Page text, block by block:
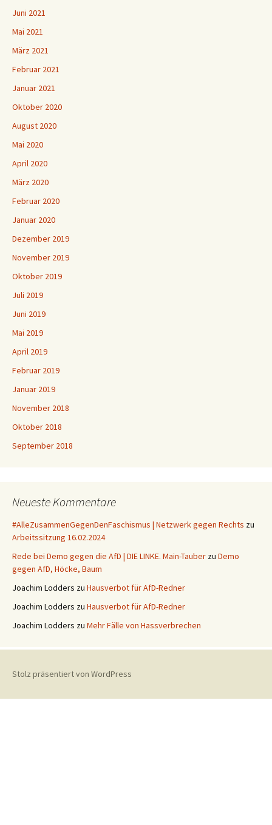
Juni 2021
Mai 2021
März 2021
Februar 2021
Januar 2021
Oktober 2020
August 2020
Mai 2020
April 2020
März 2020
Februar 2020
Januar 2020
Dezember 2019
November 2019
Oktober 2019
Juli 2019
Juni 2019
Mai 2019
April 2019
Februar 2019
Januar 2019
November 2018
Oktober 2018
September 2018
Neueste Kommentare
#AlleZusammenGegenDenFaschismus | Netzwerk gegen Rechts zu
Arbeitssitzung 16.02.2024
Rede bei Demo gegen die AfD | DIE LINKE. Main-Tauber zu Demo
gegen AfD, Höcke, Baum
Joachim Lodders zu Hausverbot für AfD-Redner
Joachim Lodders zu Hausverbot für AfD-Redner
Joachim Lodders zu Mehr Fälle von Hassverbrechen
Stolz präsentiert von WordPress